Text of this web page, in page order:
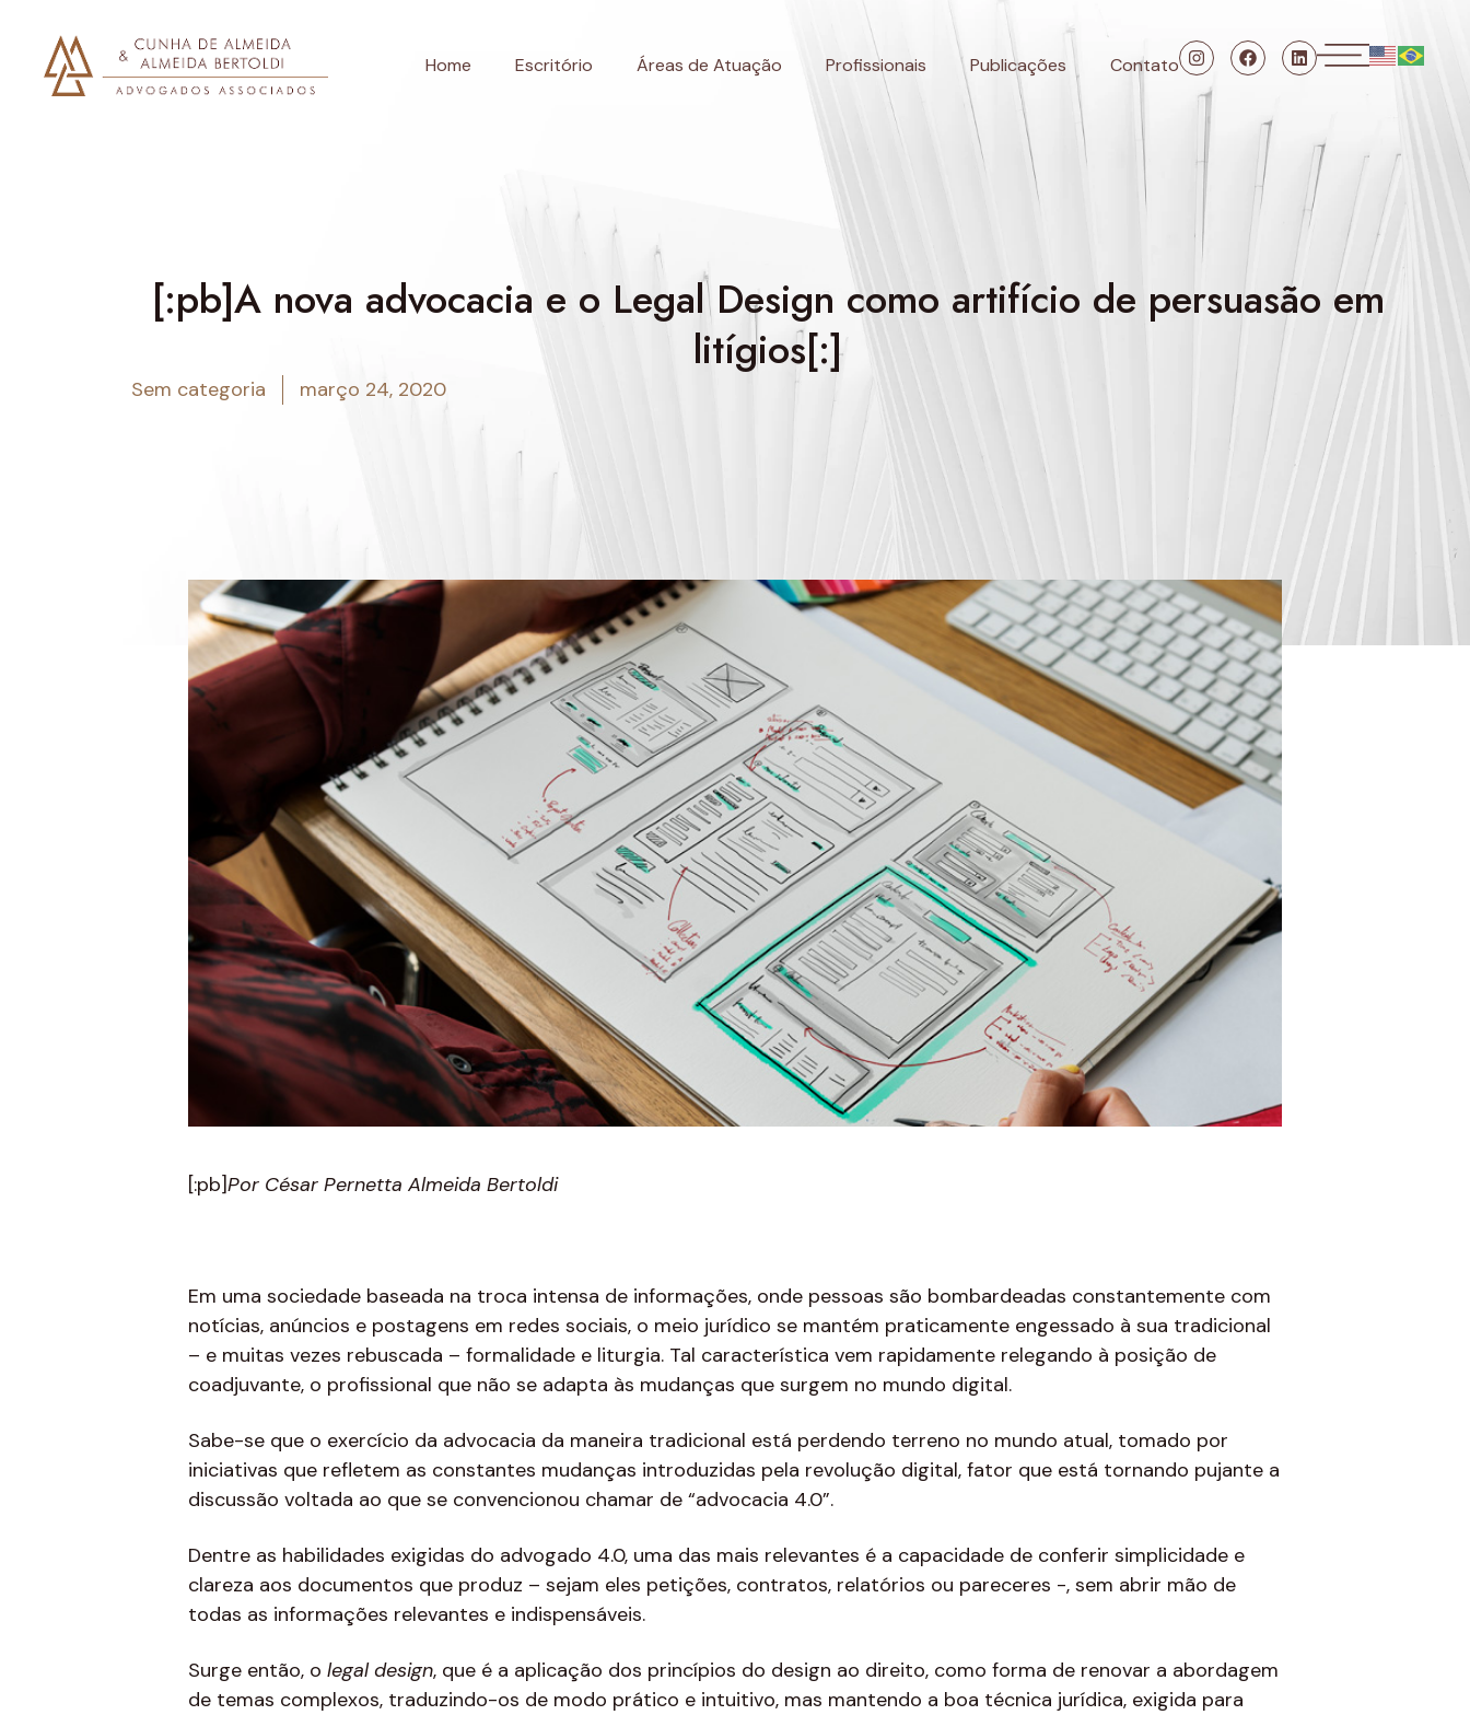
Home Escritório Áreas de Atuação Profissionais Publicações Contato
[:pb]A nova advocacia e o Legal Design como artifício de persuasão em
litígios[:]
Sem categoria março 24, 2020
[:pb]Por César Pernetta Almeida Bertoldi
Em uma sociedade baseada na troca intensa de informações, onde pessoas são bombardeadas constantemente com
notícias, anúncios e postagens em redes sociais, o meio jurídico se mantém praticamente engessado à sua tradicional
– e muitas vezes rebuscada – formalidade e liturgia. Tal característica vem rapidamente relegando à posição de
coadjuvante, o profissional que não se adapta às mudanças que surgem no mundo digital.
Sabe-se que o exercício da advocacia da maneira tradicional está perdendo terreno no mundo atual, tomado por
iniciativas que refletem as constantes mudanças introduzidas pela revolução digital, fator que está tornando pujante a
discussão voltada ao que se convencionou chamar de “advocacia 4.0”.
Dentre as habilidades exigidas do advogado 4.0, uma das mais relevantes é a capacidade de conferir simplicidade e
clareza aos documentos que produz – sejam eles petições, contratos, relatórios ou pareceres -, sem abrir mão de
todas as informações relevantes e indispensáveis.
Surge então, o legal design, que é a aplicação dos princípios do design ao direito, como forma de renovar a abordagem
de temas complexos, traduzindo-os de modo prático e intuitivo, mas mantendo a boa técnica jurídica, exigida para